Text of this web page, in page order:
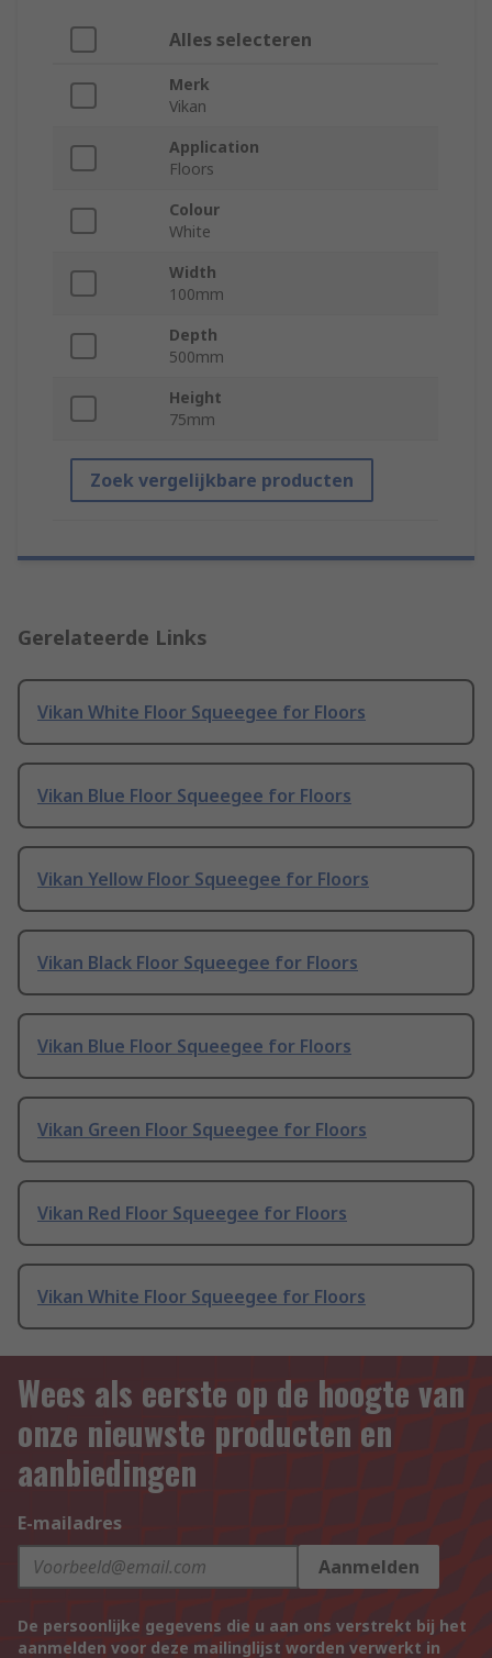
Alles selecteren
Merk
Vikan
Application
Floors
Colour
White
Width
100mm
Depth
500mm
Height
75mm
Zoek vergelijkbare producten
Gerelateerde Links
Vikan White Floor Squeegee for Floors
Vikan Blue Floor Squeegee for Floors
Vikan Yellow Floor Squeegee for Floors
Vikan Black Floor Squeegee for Floors
Vikan Blue Floor Squeegee for Floors
Vikan Green Floor Squeegee for Floors
Vikan Red Floor Squeegee for Floors
Vikan White Floor Squeegee for Floors
Wees als eerste op de hoogte van
onze nieuwste producten en
aanbiedingen
E-mailadres
Aanmelden
De persoonlijke gegevens die u aan ons verstrekt bij het
aanmelden voor deze mailinglijst worden verwerkt in